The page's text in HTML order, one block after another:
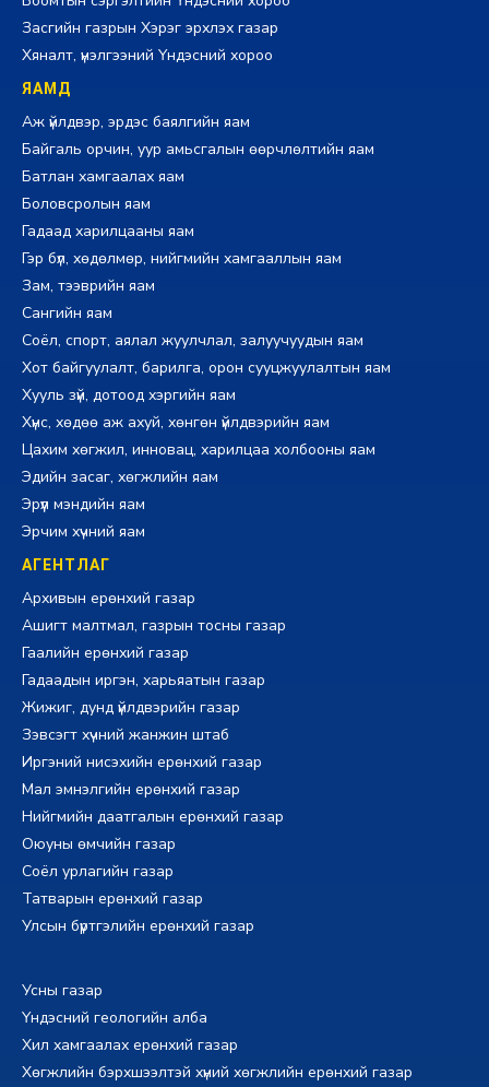
Засгийн газрын Хэрэг эрхлэх газар
Хяналт, үнэлгээний Үндэсний хороо
ЯАМД
Аж үйлдвэр, эрдэс баялгийн яам
Байгаль орчин, уур амьсгалын өөрчлөлтийн яам
Батлан хамгаалах яам
Боловсролын яам
Гадаад харилцааны яам
Гэр бүл, хөдөлмөр, нийгмийн хамгааллын яам
Зам, тээврийн яам
Сангийн яам
Соёл, спорт, аялал жуулчлал, залуучуудын яам
Хот байгуулалт, барилга, орон сууцжуулалтын яам
Хууль зүй, дотоод хэргийн яам
Хүнс, хөдөө аж ахуй, хөнгөн үйлдвэрийн яам
Цахим хөгжил, инновац, харилцаа холбооны яам
Эдийн засаг, хөгжлийн яам
Эрүүл мэндийн яам
Эрчим хүчний яам
АГЕНТЛАГ
Архивын ерөнхий газар
Ашигт малтмал, газрын тосны газар
Гаалийн ерөнхий газар
Гадаадын иргэн, харьяатын газар
Жижиг, дунд үйлдвэрийн газар
Зэвсэгт хүчний жанжин штаб
Иргэний нисэхийн ерөнхий газар
Мал эмнэлгийн ерөнхий газар
Нийгмийн даатгалын ерөнхий газар
Оюуны өмчийн газар
Соёл урлагийн газар
Татварын ерөнхий газар
Улсын бүртгэлийн ерөнхий газар
Усны газар
Үндэсний геологийн алба
Хил хамгаалах ерөнхий газар
Хөгжлийн бэрхшээлтэй хүний хөгжлийн ерөнхий газар